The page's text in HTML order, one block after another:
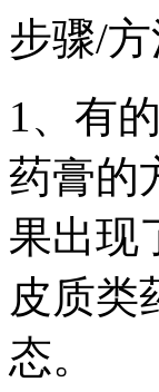
步骤/方
1、有
药膏的
果出现
皮质类
态。